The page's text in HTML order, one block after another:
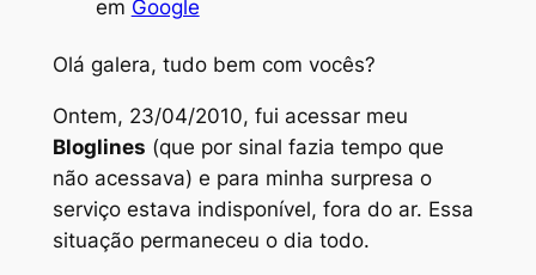
em Google
Olá galera, tudo bem com vocês?
Ontem, 23/04/2010, fui acessar meu
Bloglines (que por sinal fazia tempo que
não acessava) e para minha surpresa o
serviço estava indisponível, fora do ar. Essa
situação permaneceu o dia todo.